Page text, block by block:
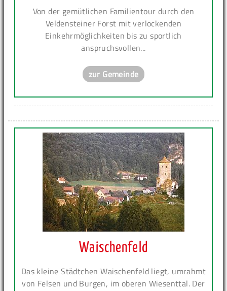
Von der gemütlichen Familientour durch den
Veldensteiner Forst mit verlockenden
Einkehrmöglichkeiten bis zu sportlich
anspruchsvollen...
zur Gemeinde
Waischenfeld
Das kleine Städtchen Waischenfeld liegt, umrahmt
von Felsen und Burgen, im oberen Wiesenttal. Der